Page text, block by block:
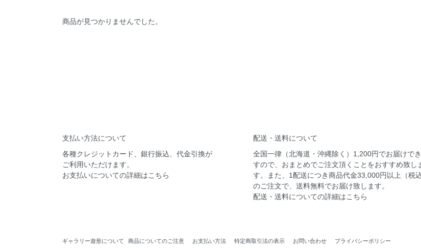
商品が見つかりませんでした。
支払い方法について
各種クレジットカード、銀行振込、代金引換が
ご利用いただけます。
お支払いについての詳細はこちら
配送・送料について
全国一律（北海道・沖縄除く）1,200円でお届けで
すので、おまとめでご注文頂くことをおすすめ致し
す。また、1配送につき商品代金33,000円以上（税込
のご注文で、送料無料でお届け致します。
配送・送料についての詳細はこちら
ギャラリー遊形について 商品についてのご注意 お支払い方法 特定商取引法の表示 お問い合わせ プライバシーポリシー